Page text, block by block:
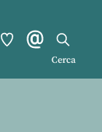
Cerca